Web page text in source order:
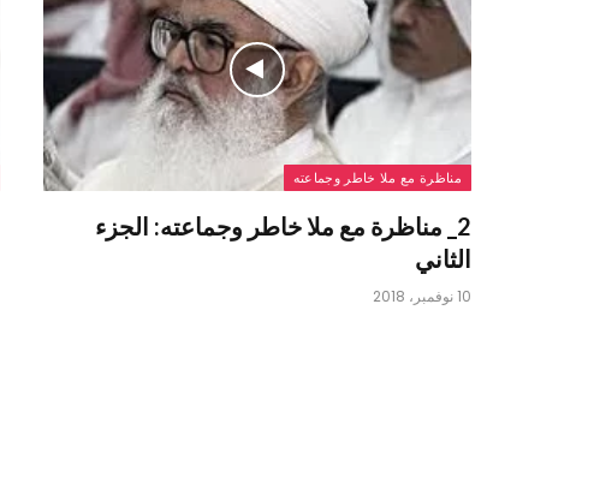
مناظرة مع ملا خاطر وجماعته
2_ مناظرة مع ملا خاطر وجماعته: الجزء
الثاني
10 نوفمبر، 2018